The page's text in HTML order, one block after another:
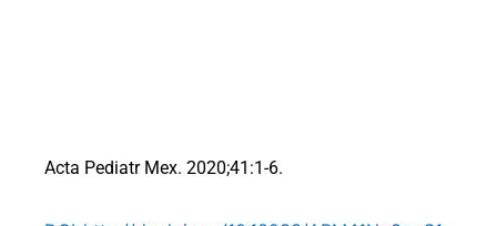
Acta Pediatr Mex. 2020;41:1-6.